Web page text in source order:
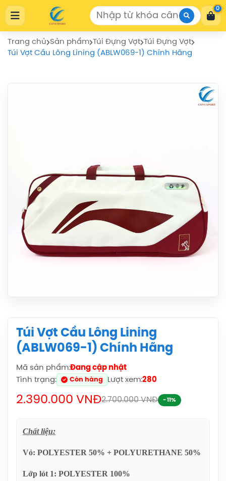
Cửa Hàng Thể Thao COVISPORT
Cửa Hàng Thể Thao COVISPORT
0772155559
https://covisport.com/
0
Trang chủ Sản phẩm Túi Đựng Vợt Túi Đựng Vợt
Túi Vợt Cầu Lông Lining (ABLW069-1) Chính Hãng
Túi Vợt Cầu Lông Lining
(ABLW069-1) Chính Hãng
Mã sản phẩm:Đang cập nhật
Tình trạng:
Còn hàng Lượt xem:280
2.390.000 VNĐ2.700.000 VNĐ - 11%
Chất liệu:
Vỏ: POLYESTER 50% + POLYURETHANE 50%
Lớp lót 1: POLYESTER 100%
Balo Cầu Lông Yonex BA52512
(Black/Blue) Chính Hãng
Hãng